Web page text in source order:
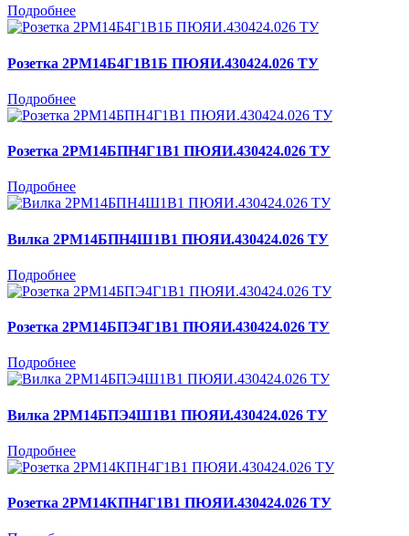
Подробнее
Розетка 2РМ14Б4Г1В1Б ПЮЯИ.430424.026 ТУ
Подробнее
Розетка 2РМ14БПН4Г1В1 ПЮЯИ.430424.026 ТУ
Подробнее
Вилка 2РМ14БПН4Ш1В1 ПЮЯИ.430424.026 ТУ
Подробнее
Розетка 2РМ14БПЭ4Г1В1 ПЮЯИ.430424.026 ТУ
Подробнее
Вилка 2РМ14БПЭ4Ш1В1 ПЮЯИ.430424.026 ТУ
Подробнее
Розетка 2РМ14КПН4Г1В1 ПЮЯИ.430424.026 ТУ